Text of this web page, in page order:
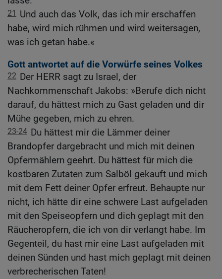
21 Und auch das Volk, das ich mir erschaffen
habe, wird mich rühmen und wird weitersagen,
was ich getan habe.«
Gott antwortet auf die Vorwürfe seines Volkes
22 Der HERR sagt zu Israel, der
Nachkommenschaft Jakobs: »Berufe dich nicht
darauf, du hättest mich zu Gast geladen und dir
Mühe gegeben, mich zu ehren.
23-24 Du hättest mir die Lämmer deiner
Brandopfer dargebracht und mich mit deinen
Opfermählern geehrt. Du hättest für mich die
kostbaren Zutaten zum Salböl gekauft und mich
mit dem Fett deiner Opfer erfreut. Behaupte nur
nicht, ich hätte dir eine schwere Last aufgeladen
mit den Speiseopfern und dich geplagt mit den
Räucheropfern, die ich von dir verlangt habe. Im
Gegenteil, du hast mir eine Last aufgeladen mit
deinen Sünden und hast mich geplagt mit deinen
verbrecherischen Taten!